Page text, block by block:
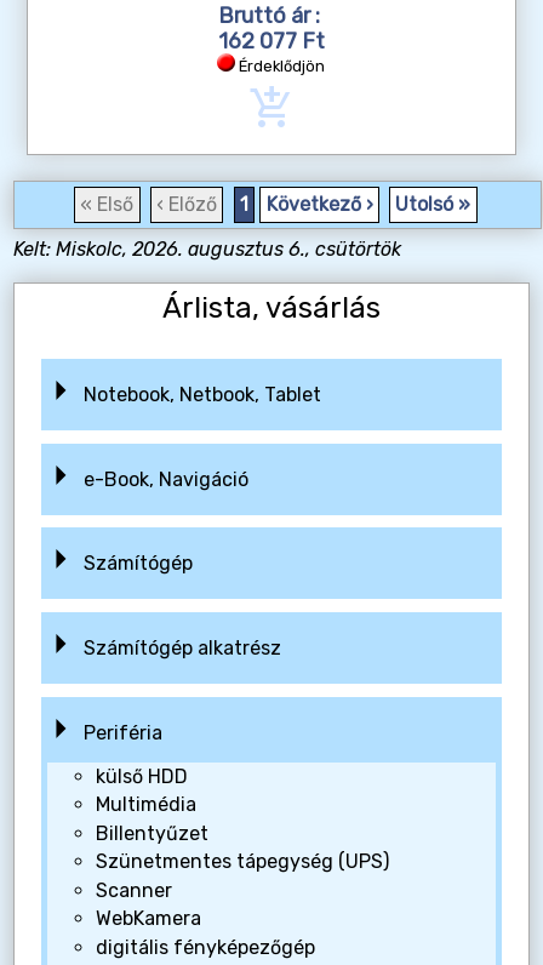
Bruttó ár :
162 077 Ft
Érdeklődjön
add_shopping_cart
« Első ‹ Előző 1 Következő ›
Utolsó »
Kelt: Miskolc, 2026. augusztus 6., csütörtök
Árlista, vásárlás
Notebook, Netbook, Tablet
e-Book, Navigáció
Számítógép
Számítógép alkatrész
Periféria
külső HDD
Multimédia
Billentyűzet
Szünetmentes tápegység (UPS)
Scanner
WebKamera
digitális fényképezőgép